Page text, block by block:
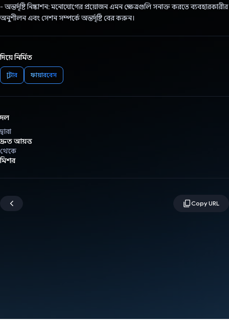
- অন্তর্দৃষ্টি নিষ্কাশন: মনোযোগের প্রয়োজন এমন ক্ষেত্রগুলি সনাক্ত করতে ব্যবহারকারীর
অনুশীলন এবং সেশন সম্পর্কে অন্তর্দৃষ্টি বের করুন।
দিয়ে নির্মিত
ফ্লাটার ফায়ারবেস
দল
দ্বারা
দ্রুত আয়ত্ত
থেকে
মিশর